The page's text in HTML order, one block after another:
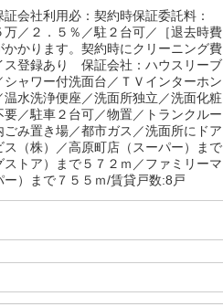
会社利用必：契約時保証委託料：
／２．５％／駐２台可／［退去時費
かります。契約時にクリーニング費
ス登録あり 保証会社：ハウスリーブ
ャワー付洗面台／ＴＶインターホン
水洗浄便座／洗面所独立／洗面化粧
／駐車２台可／物置／トランクルー
み置き場／都市ガス／洗面所にドア
（株）／高原町店（スーパー）まで
トア）まで５７２ｍ／ファミリーマ
）まで７５５ｍ/賃貸戸数:8戸